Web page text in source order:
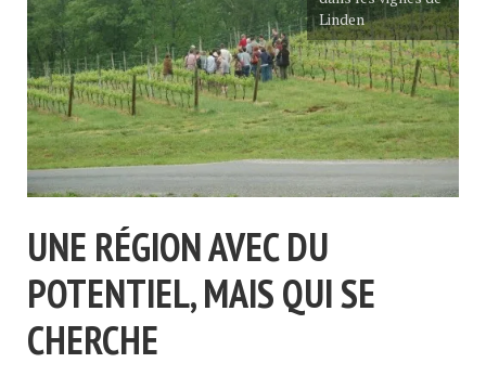
Linden
UNE RÉGION AVEC DU
POTENTIEL, MAIS QUI SE
CHERCHE